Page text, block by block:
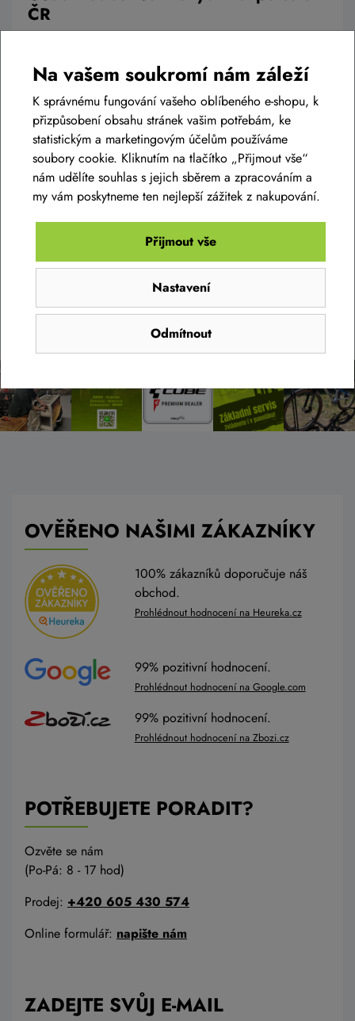
ČR
Není problém, kolo vám můžeme poslat přímo domů, ale
můžete využít našich rozšířených služeb a využít jedno z našich
mnoha prověřených výdejních míst, kde vám kolo předají
kompletně připravené a můžete se na ně obrátit i ohledně
servisu.
Číst článek
SLEDUJTE NÁŠ INSTAGRAM
@bikelife.cz
OVĚŘENO NAŠIMI ZÁKAZNÍKY
100% zákazníků doporučuje náš
obchod.
Prohlédnout hodnocení na Heureka.cz
99% pozitivní hodnocení.
Prohlédnout hodnocení na Google.com
99% pozitivní hodnocení.
Prohlédnout hodnocení na Zbozi.cz
POTŘEBUJETE PORADIT?
Ozvěte se nám
(Po-Pá: 8 - 17 hod)
Prodej: +420 605 430 574
Online formulář: napište nám
ZADEJTE SVŮJ E-MAIL
Na vašem soukromí nám záleží
K správnému fungování vašeho oblíbeného e-shopu, k
přizpůsobení obsahu stránek vašim potřebám, ke
statistickým a marketingovým účelům používáme
soubory cookie. Kliknutím na tlačítko „Přijmout vše“
nám udělíte souhlas s jejich sběrem a zpracováním a
my vám poskytneme ten nejlepší zážitek z nakupování.
Odmítnout
Nastavení
Přijmout vše